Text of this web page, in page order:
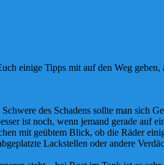
einige Tipps mit auf den Weg
des Schadens sollte man sich
ist noch, wenn jemand gerade auf
mit geübtem Blick, ob die Räder
Lackstellen oder andere